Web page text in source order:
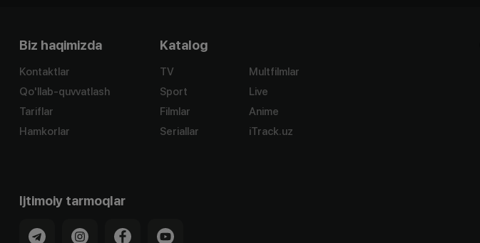
Biz haqimizda
Kontaktlar
Qo'llab-quvvatlash
Tariflar
Hamkorlar
Katalog
TV
Sport
Filmlar
Seriallar
Multfilmlar
Live
Anime
iTrack.uz
Ijtimoiy tarmoqlar